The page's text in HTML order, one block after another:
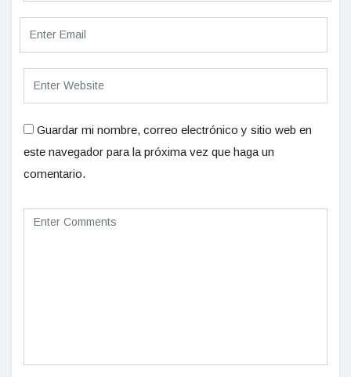
Guardar mi nombre, correo electrónico y sitio web en
este navegador para la próxima vez que haga un
comentario.